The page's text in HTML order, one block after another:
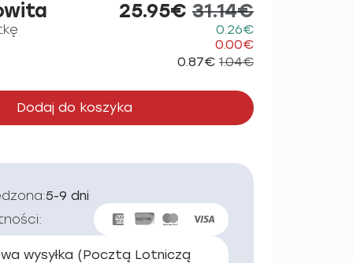
25.95€ 31.14€
0.26€
0.00€
0.87€ 1.04€
Dodaj do koszyka
5-9 dni
wysyłka (Pocztą Lotniczą